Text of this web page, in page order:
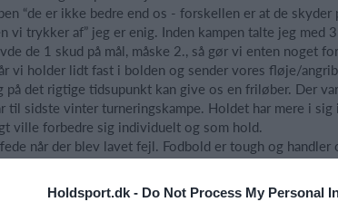
Holdsport.dk - Do Not Process My Personal
“de er ikke bedre end os - forskellen er at de
vi trykker af” jeg er enig. Inden kampen talte jeg med
de 1 skud på mål, måske 2., så gør vi enten noget
vi holder lidt fast i bolden og sender vores fløje/
på det rigtige tidsupunkt kan give os en friløber. Der
til sidste vinter turneringskampe. Holdet har mere i sig
ville forbedre sig individuelt og som hold.
når der blev lavet fejl. Fodbold er tough og handler
Op på hesten never give up